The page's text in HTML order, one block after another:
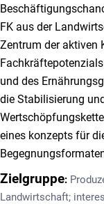
FK aus der
Zentrum der aktiven
und des
die Stabilisierung
eines konzepts für
Zielgruppe:
Landwirtschaft;